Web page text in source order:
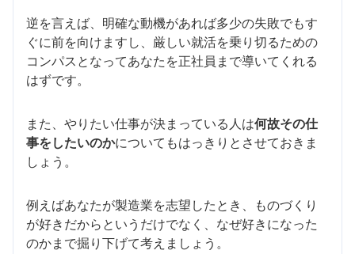
逆を言えば、明確な動機があれば多少の失敗でもす
ぐに前を向けますし、厳しい就活を乗り切るための
コンパスとなってあなたを正社員まで導いてくれる
はずです。
また、やりたい仕事が決まっている人は何故その仕
事をしたいのかについてもはっきりとさせておきま
しょう。
例えばあなたが製造業を志望したとき、ものづくり
が好きだからというだけでなく、なぜ好きになった
のかまで掘り下げて考えましょう。